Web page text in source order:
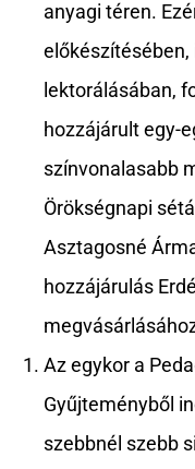
anyagi téren.
lektorálásában,
hozzájárult egy-
színvonalasabb
Örökségnapi
Asztagosné
hozzájárulás
Az egykor a
Gyűjteményből
szebbnél szebb